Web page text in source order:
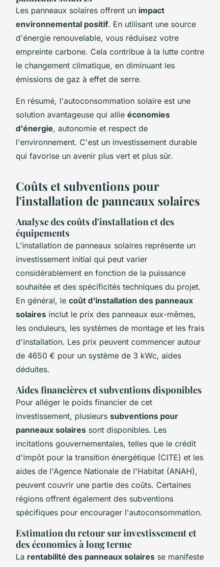
Les panneaux solaires offrent un impact
environnemental positif. En utilisant une source
d'énergie renouvelable, vous réduisez votre
empreinte carbone. Cela contribue à la lutte contre
le changement climatique, en diminuant les
émissions de gaz à effet de serre.
En résumé, l'autoconsommation solaire est une
solution avantageuse qui allie économies
d'énergie, autonomie et respect de
l'environnement. C'est un investissement durable
qui favorise un avenir plus vert et plus sûr.
Coûts et subventions pour
l'installation de panneaux solaires
Analyse des coûts d'installation et des
équipements
L'installation de panneaux solaires représente un
investissement initial qui peut varier
considérablement en fonction de la puissance
souhaitée et des spécificités techniques du projet.
En général, le coût d'installation des panneaux
solaires inclut le prix des panneaux eux-mêmes,
les onduleurs, les systèmes de montage et les frais
d'installation. Les prix peuvent commencer autour
de 4650 € pour un système de 3 kWc, aides
déduites.
Aides financières et subventions disponibles
Pour alléger le poids financier de cet
investissement, plusieurs subventions pour
panneaux solaires sont disponibles. Les
incitations gouvernementales, telles que le crédit
d'impôt pour la transition énergétique (CITE) et les
aides de l'Agence Nationale de l'Habitat (ANAH),
peuvent couvrir une partie des coûts. Certaines
régions offrent également des subventions
spécifiques pour encourager l'autoconsommation.
Estimation du retour sur investissement et
des économies à long terme
La rentabilité des panneaux solaires se manifeste